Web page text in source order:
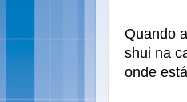
Quando
shui na
onde